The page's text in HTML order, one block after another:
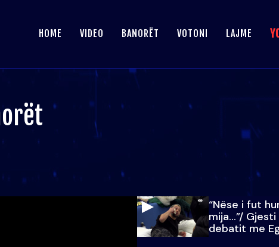
HOME VIDEO BANORËT VOTONI LAJME
“Nëse i fut
mija…”/
debatit me
paralajmëroj